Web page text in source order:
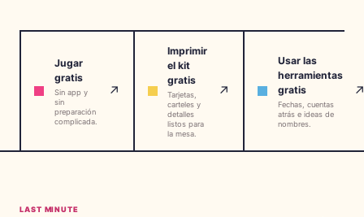
Comenzar
🇺🇸EN 🇫🇷 🇪🇸ES
Jugar
gratis
Sin app y
sin
preparación
complicada.
↗
Imprimir
el kit
gratis
Tarjetas,
carteles y
detalles
listos para
la mesa.
↗
Usar las
herramientas
gratis
Fechas, cuentas
atrás e ideas de
nombres.
LAST MINUTE